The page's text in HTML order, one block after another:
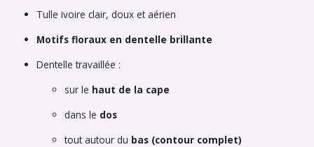
Tulle ivoire clair, doux et aérien
Motifs floraux en dentelle brillante
Dentelle travaillée :
sur le haut de la cape
dans le dos
tout autour du bas (contour complet)